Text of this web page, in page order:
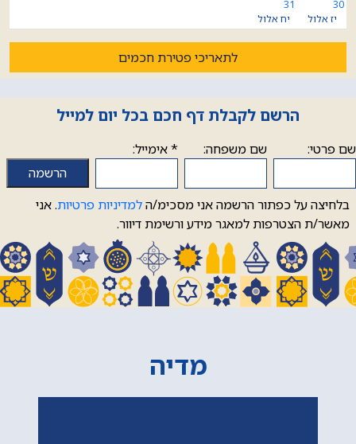
30
יז אלול
31
יח אלול
לתאריכי פטירת חכמים
הרשם לקבלת דף חכם בכל יום למייל
שם פרטי: שם משפחה: *אימייל:
בלחיצה על כפתור הרשמה אני מסכימ/הלמדיניות פרטיות. אני
מאשר/ת הצטרפות למאגר מידע ורשימת דיוור.
מדיה